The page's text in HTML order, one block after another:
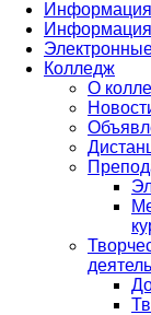
Колледж
О